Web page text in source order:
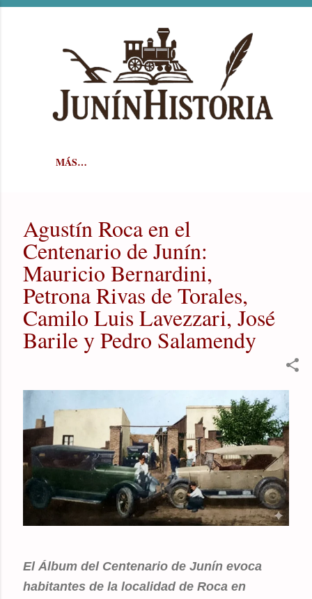
MÁS…
Agustín Roca en el
Centenario de Junín:
Mauricio Bernardini,
Petrona Rivas de Torales,
Camilo Luis Lavezzari, José
Barile y Pedro Salamendy
El Álbum del Centenario de Junín evoca
habitantes de la localidad de Roca en